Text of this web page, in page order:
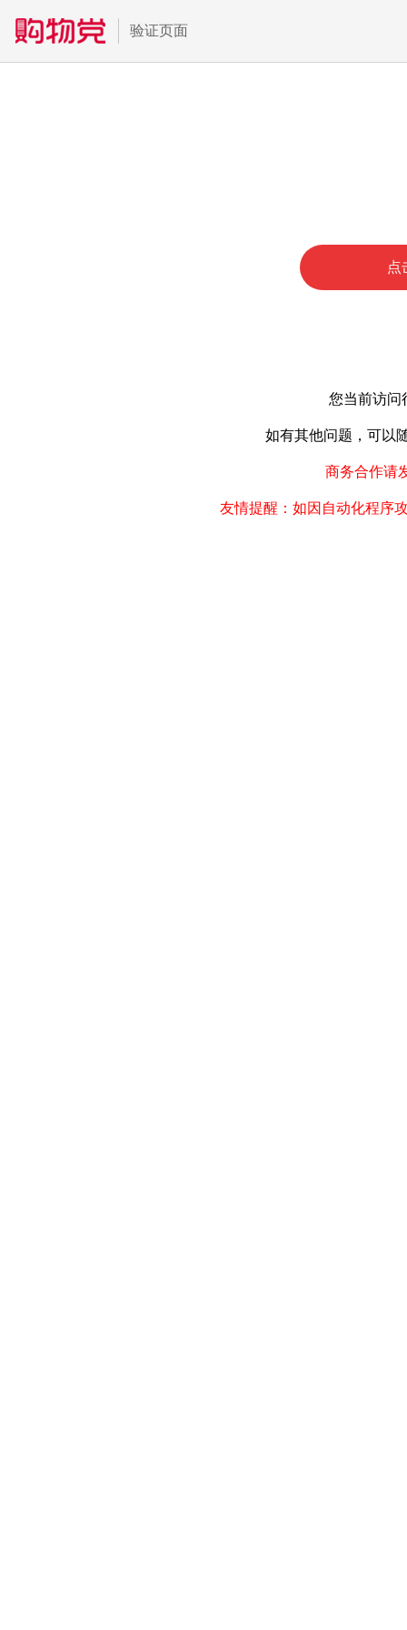
验证页面
点
您当前访问
如有其他问题，可以
商务合作请
友情提醒：如因自动化程序